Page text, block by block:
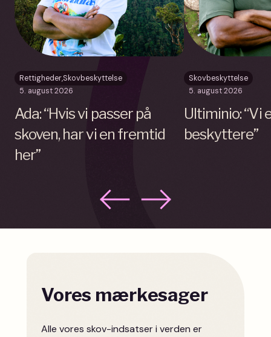
Rettigheder,Skovbeskyttelse
5. august 2026
Ada: “Hvis vi passer på
skoven, har vi en fremtid
her”
Skovbeskyttelse
5. august 2026
Ultiminio: “Vi
beskyttere”
Vores mærkesager
Alle vores skov-indsatser i verden er